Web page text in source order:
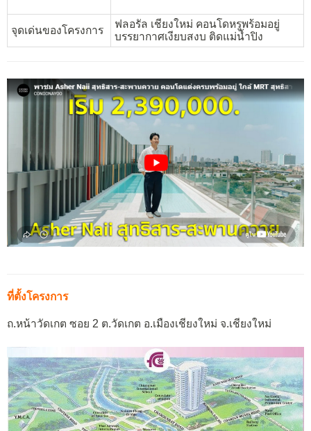
จุดเด่นของโครงการ
ฟลอรัล เชียงใหม่ คอนโดหรูพร้อมอยู่
บรรยากาศเงียบสงบ ติดแม่น้ำปิง
ที่ตั้งโครงการ
ถ.หน้าวัดเกต ซอย 2 ต.วัดเกต อ.เมืองเชียงใหม่ จ.เชียงใหม่